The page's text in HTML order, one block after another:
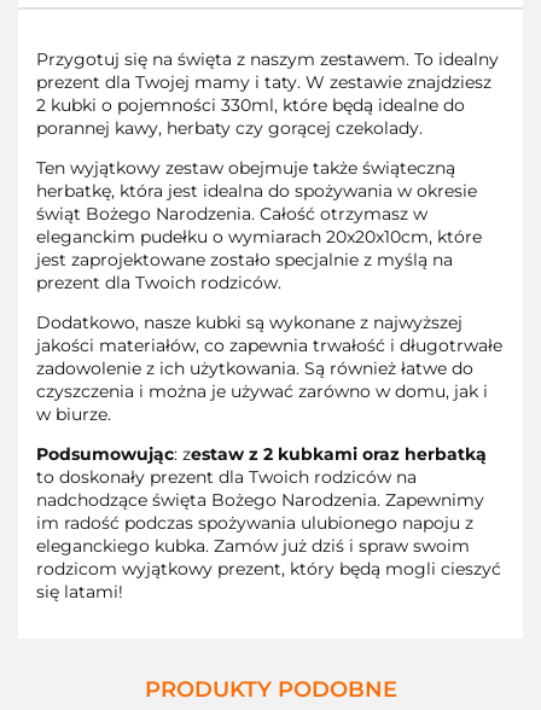
Przygotuj się na święta z naszym zestawem. To idealny
prezent dla Twojej mamy i taty. W zestawie znajdziesz
2 kubki o pojemności 330ml, które będą idealne do
porannej kawy, herbaty czy gorącej czekolady.
Ten wyjątkowy zestaw obejmuje także świąteczną
herbatkę, która jest idealna do spożywania w okresie
świąt Bożego Narodzenia. Całość otrzymasz w
eleganckim pudełku o wymiarach 20x20x10cm, które
jest zaprojektowane zostało specjalnie z myślą na
prezent dla Twoich rodziców.
Dodatkowo, nasze kubki są wykonane z najwyższej
jakości materiałów, co zapewnia trwałość i długotrwałe
zadowolenie z ich użytkowania. Są również łatwe do
czyszczenia i można je używać zarówno w domu, jak i
w biurze.
Podsumowując: zestaw z 2 kubkami oraz herbatką
to doskonały prezent dla Twoich rodziców na
nadchodzące święta Bożego Narodzenia. Zapewnimy
im radość podczas spożywania ulubionego napoju z
eleganckiego kubka. Zamów już dziś i spraw swoim
rodzicom wyjątkowy prezent, który będą mogli cieszyć
się latami!
PRODUKTY PODOBNE